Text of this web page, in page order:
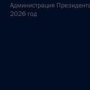
Администрация
2026 год